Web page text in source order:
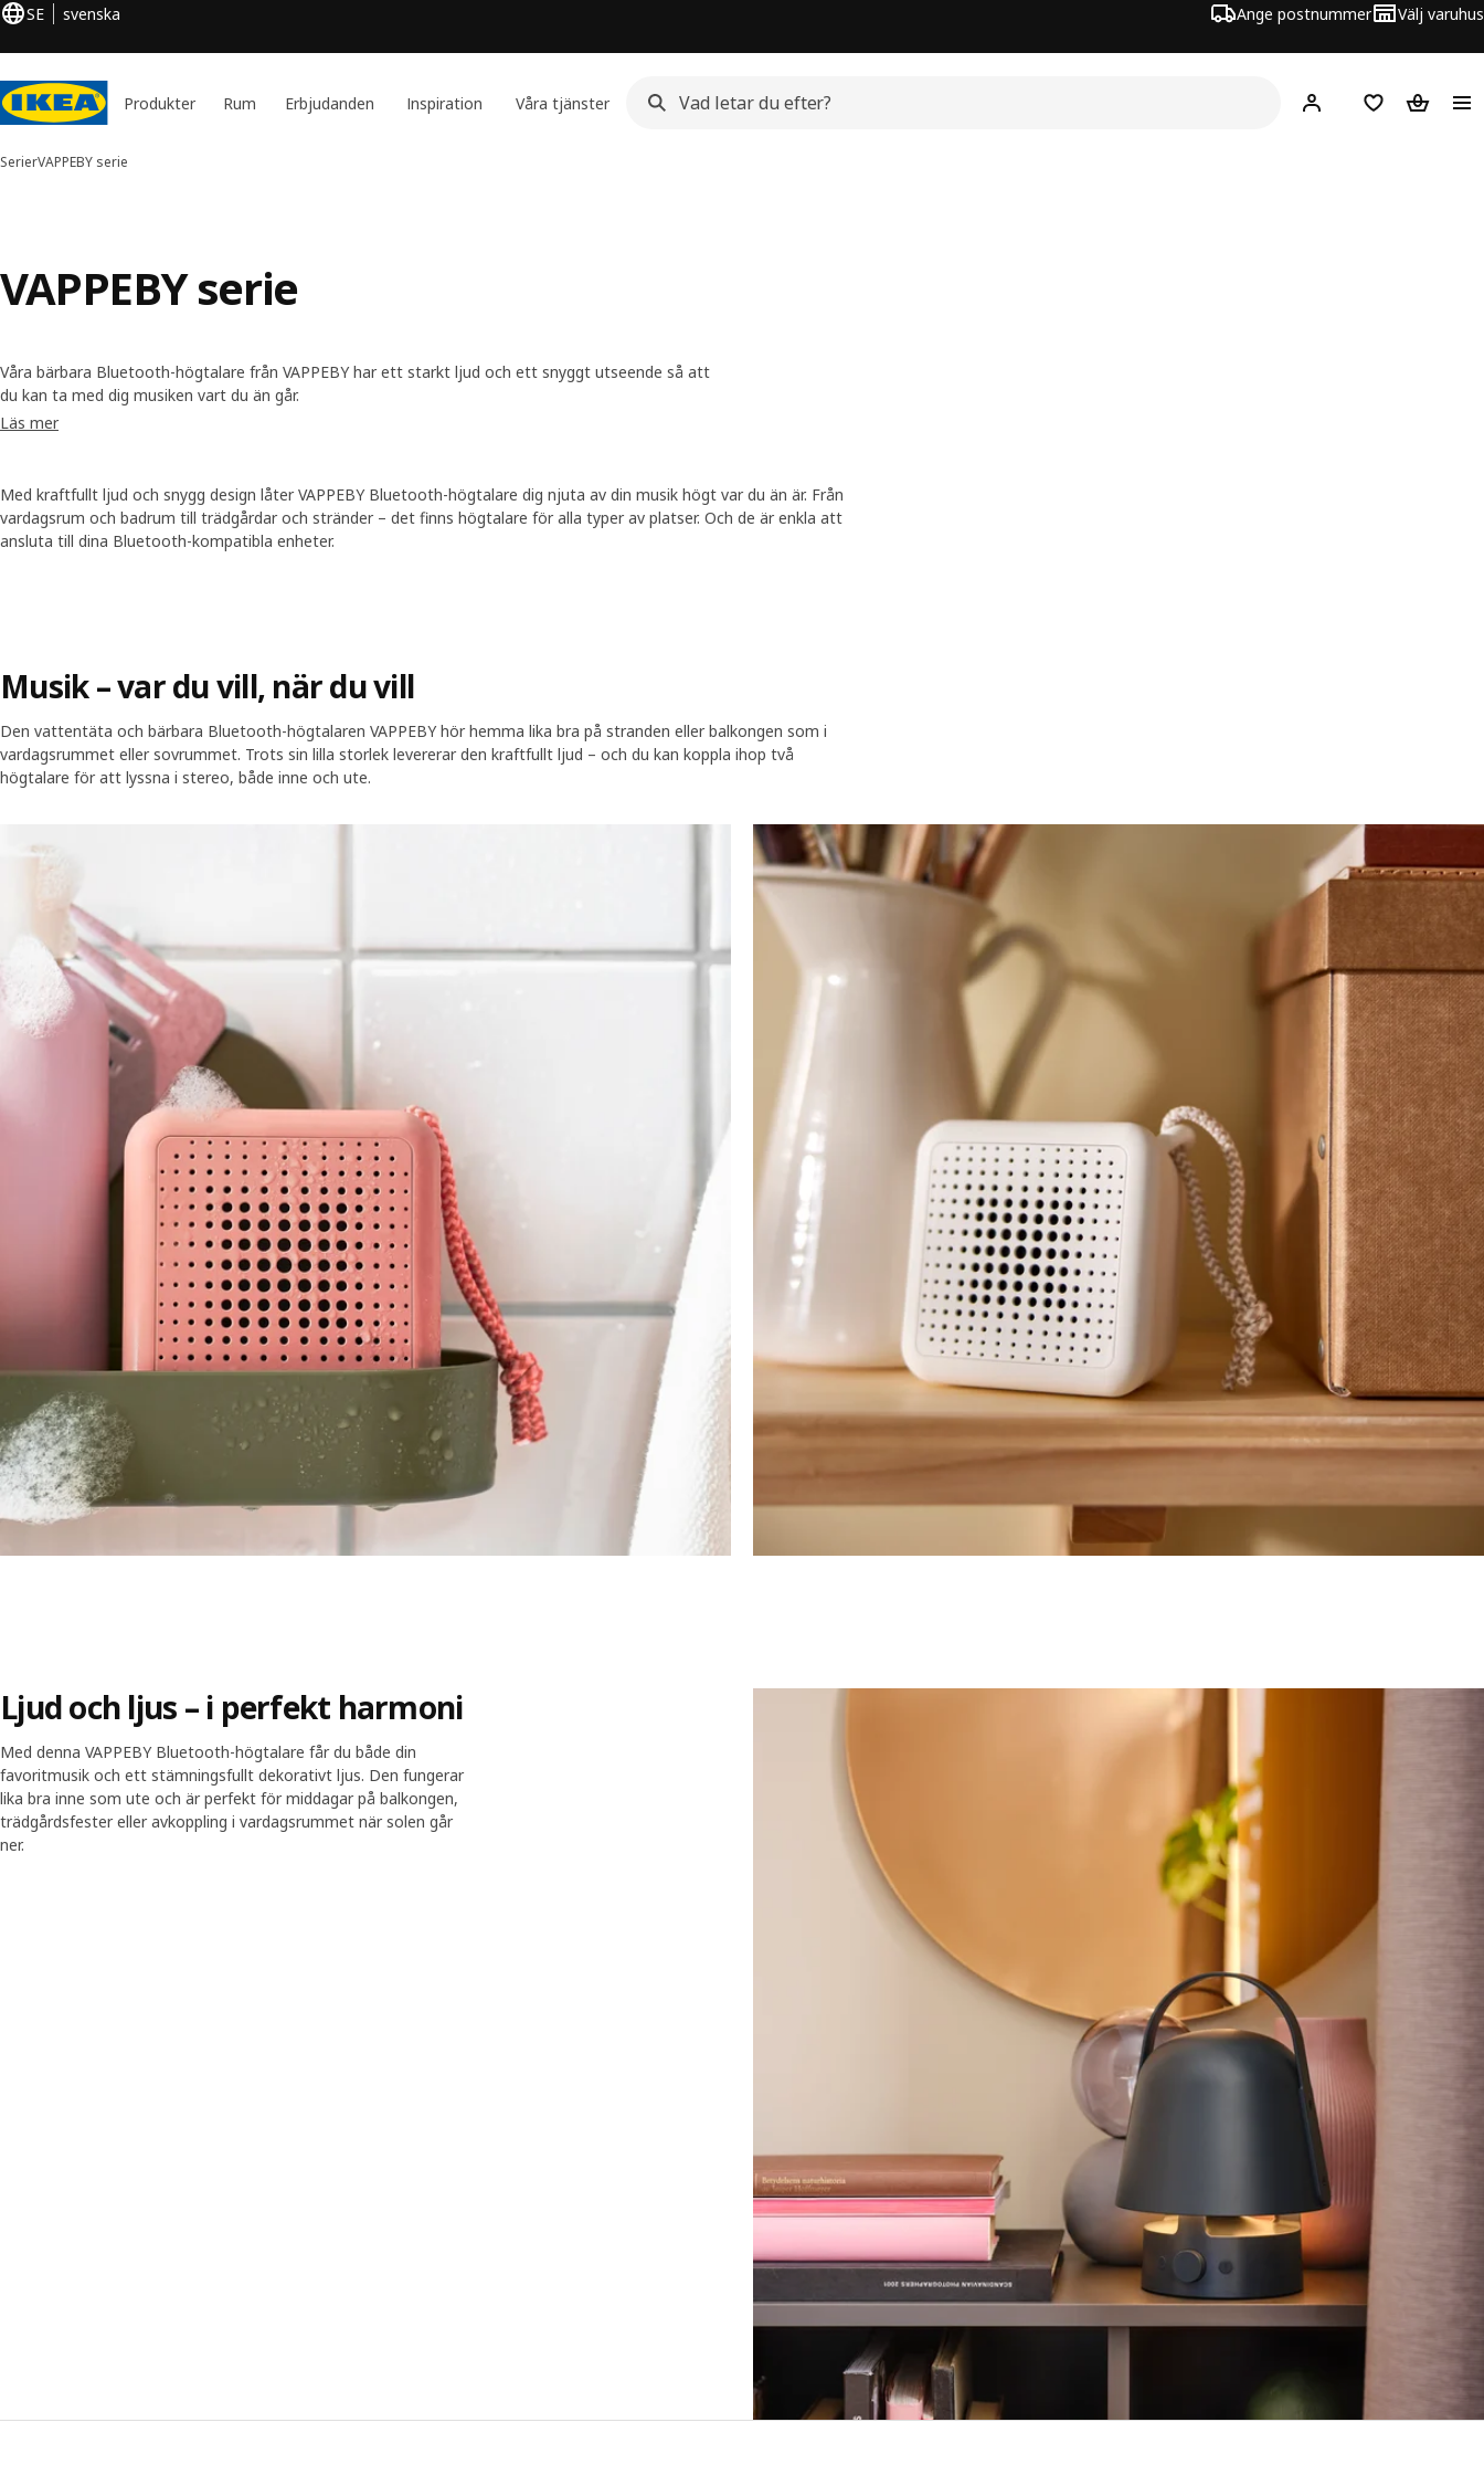
SE svenska Ange postnummer Välj varuhus
Produkter Rum Erbjudanden Inspiration Våra tjänster Hej! Logga inInköpslistaVarukorg
SerierVAPPEBY serie
VAPPEBY serie
Våra bärbara Bluetooth-högtalare från VAPPEBY har ett starkt ljud och ett snyggt utseende så att
du kan ta med dig musiken vart du än går.
Läs mer
Med kraftfullt ljud och snygg design låter VAPPEBY Bluetooth-högtalare dig njuta av din musik högt var du än är. Från
vardagsrum och badrum till trädgårdar och stränder – det finns högtalare för alla typer av platser. Och de är enkla att
ansluta till dina Bluetooth-kompatibla enheter.
Musik – var du vill, när du vill
Den vattentäta och bärbara Bluetooth-högtalaren VAPPEBY hör hemma lika bra på stranden eller balkongen som i
vardagsrummet eller sovrummet. Trots sin lilla storlek levererar den kraftfullt ljud – och du kan koppla ihop två
högtalare för att lyssna i stereo, både inne och ute.
Ljud och ljus – i perfekt harmoni
Med denna VAPPEBY Bluetooth-högtalare får du både din
favoritmusik och ett stämningsfullt dekorativt ljus. Den fungerar
lika bra inne som ute och är perfekt för middagar på balkongen,
trädgårdsfester eller avkoppling i vardagsrummet när solen går
ner.